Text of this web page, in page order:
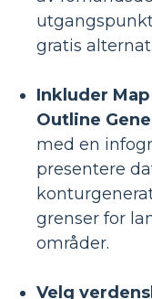
gratis
Inkluder
Outline
med en
presentere
grenser for
områder.
Velg